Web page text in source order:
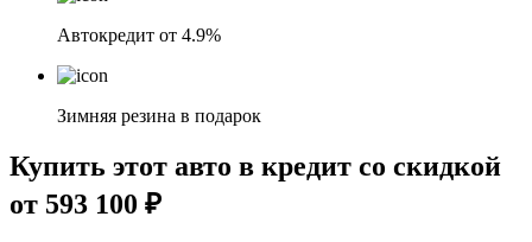
Автокредит от 4.9%
Зимняя резина в подарок
Купить этот авто в кредит со скидкой
от 593 100 ₽